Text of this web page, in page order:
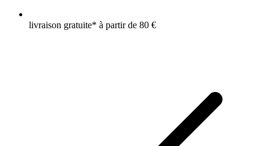
livraison gratuite* à partir de 80 €